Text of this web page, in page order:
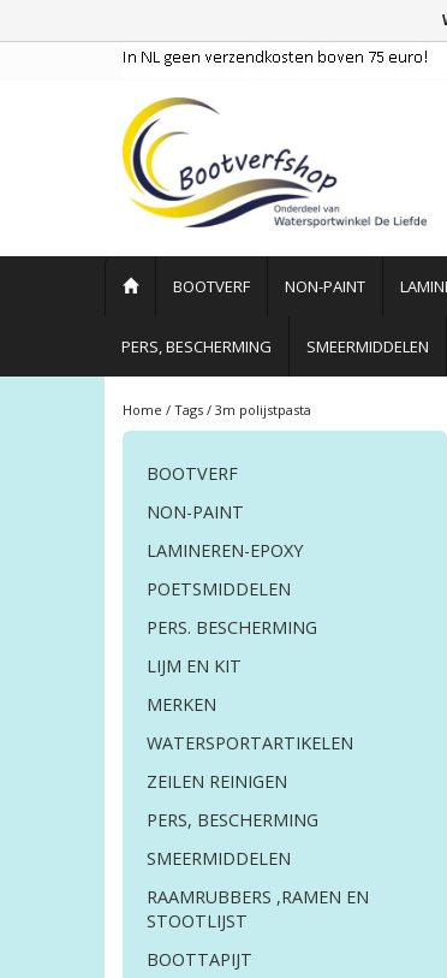
BOOTVERF NON-PAINT
PERS, BESCHERMING SMEERMIDDELEN
Home / Tags / 3m polijstpasta
BOOTVERF
NON-PAINT
LAMINEREN-EPOXY
POETSMIDDELEN
PERS. BESCHERMING
LIJM EN KIT
MERKEN
WATERSPORTARTIKELEN
ZEILEN REINIGEN
PERS, BESCHERMING
SMEERMIDDELEN
RAAMRUBBERS ,RAMEN EN
STOOTLIJST
BOOTTAPIJT